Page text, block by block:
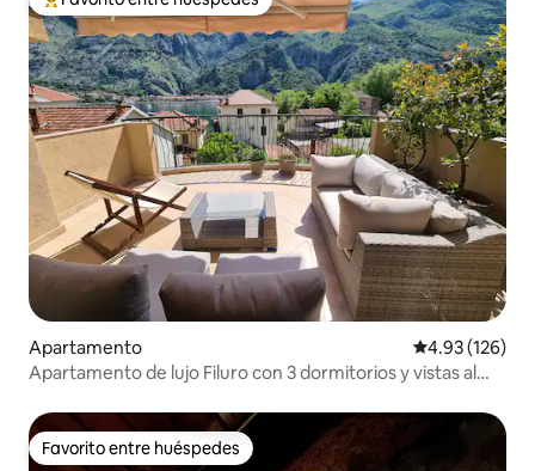
Favorito entre huéspedes preferido
Apartamento Calificación
4.93 (126)
Apartamento de lujo Filuro con 3 dormitorios y vistas al
Favorito entre huéspedes
Favorito entre huéspedes